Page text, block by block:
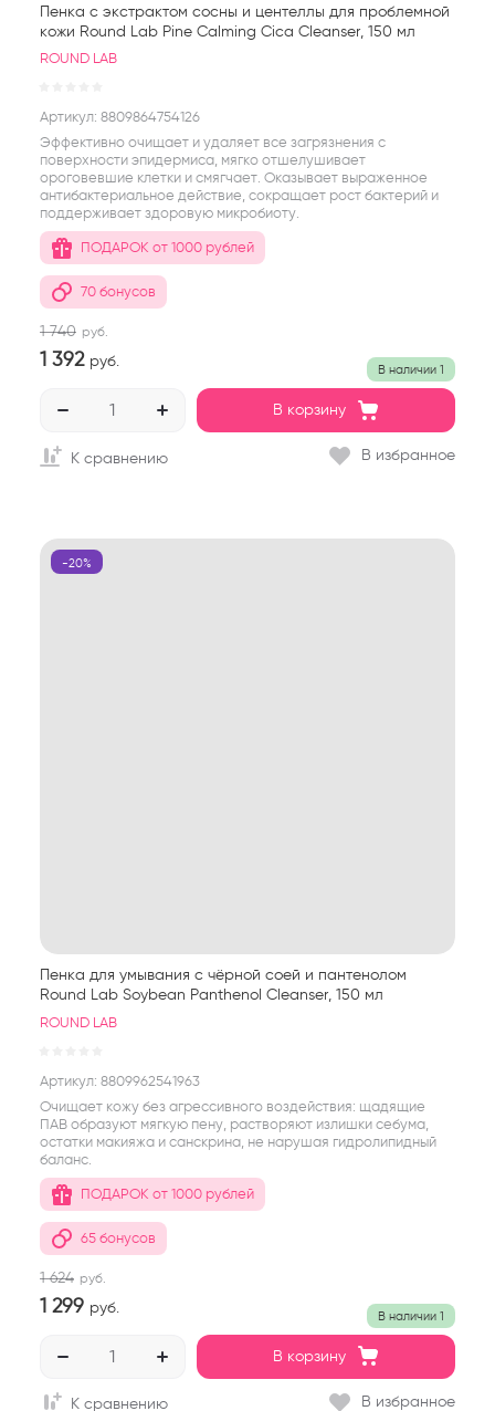
Пенка с экстрактом сосны и центеллы для проблемной
кожи Round Lab Pine Calming Cica Cleanser, 150 мл
ROUND LAB
Артикул: 8809864754126
Эффективно очищает и удаляет все загрязнения с
поверхности эпидермиса, мягко отшелушивает
ороговевшие клетки и смягчает. Оказывает выраженное
антибактериальное действие, сокращает рост бактерий и
поддерживает здоровую микробиоту.
ПОДАРОК от 1000 рублей
70 бонусов
В наличии 1
1 740 руб.
1 392 руб.
В корзину
К сравнению В избранное
-20%
Пенка для умывания с чёрной соей и пантенолом
Round Lab Soybean Panthenol Cleanser, 150 мл
ROUND LAB
Артикул: 8809962541963
Очищает кожу без агрессивного воздействия: щадящие
ПАВ образуют мягкую пену, растворяют излишки себума,
остатки макияжа и санскрина, не нарушая гидролипидный
баланс.
ПОДАРОК от 1000 рублей
65 бонусов
В наличии 1
1 624 руб.
1 299 руб.
В корзину
К сравнению В избранное